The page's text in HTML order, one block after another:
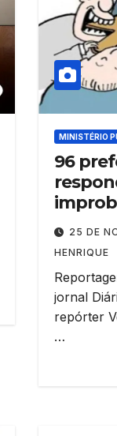
MINISTÉRIO
96
25 DE
HENRIQUE
jornal
repórter
…